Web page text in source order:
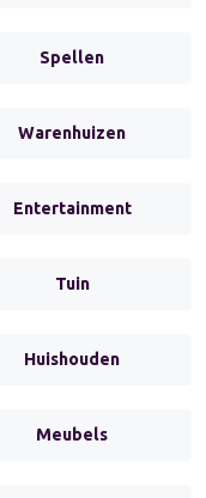
Spellen
Warenhuizen
Entertainment
Tuin
Huishouden
Meubels